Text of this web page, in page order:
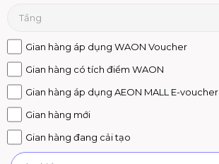
Tầng
Gian hàng áp dụng WAON Voucher
Gian hàng có tích điểm WAON
Gian hàng áp dụng AEON MALL E-voucher
Gian hàng mới
Gian hàng đang cải tạo